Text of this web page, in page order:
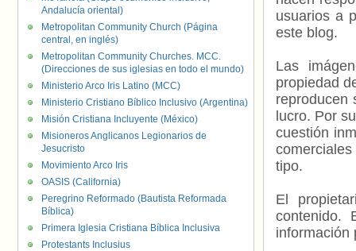
usuarios a
este blog.
Las
propiedad
reproducen
lucro. Por
cuestión
tipo.
El
contenido.
información
Andalucía oriental)
Metropolitan Community Church (Página
central, en inglés)
Metropolitan Community Churches. MCC.
(Direcciones de sus iglesias en todo el mundo)
Ministerio Arco Iris Latino (MCC)
Ministerio Cristiano Bíblico Inclusivo (Argentina)
Misión Cristiana Incluyente (México)
Misioneros Anglicanos Legionarios de
Jesucristo
Movimiento Arco Iris
OASIS (California)
Peregrino Reformado (Bautista Reformada
Bíblica)
Primera Iglesia Cristiana Bíblica Inclusiva
Protestants Inclusius